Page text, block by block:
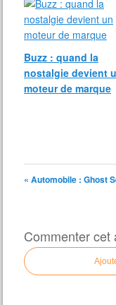
Buzz : quand la
nostalgie devient
moteur de marque
« Automobile : Ghost
Commenter cet